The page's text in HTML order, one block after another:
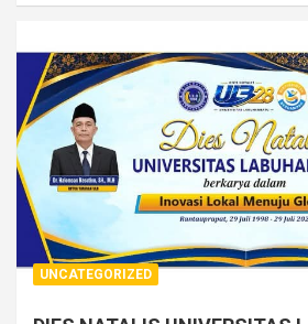
UNCATEGORIZED